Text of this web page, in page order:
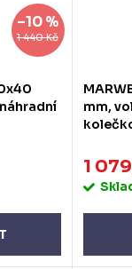
1 440 Kč
–10 %
mm,
1